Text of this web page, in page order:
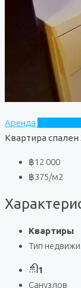
Аренда
Квартира спален
฿12 000
฿375/м2
Квартиры
Тип
1
Санузлов